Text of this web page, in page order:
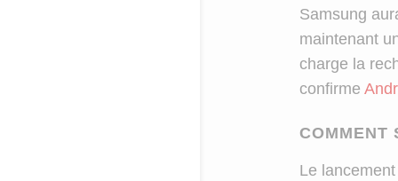
Samsung
maintenant
charge la
confirme
COMMENT
Le